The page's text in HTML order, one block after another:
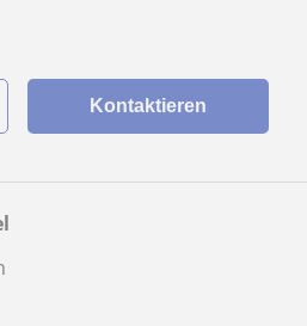
Kontaktieren